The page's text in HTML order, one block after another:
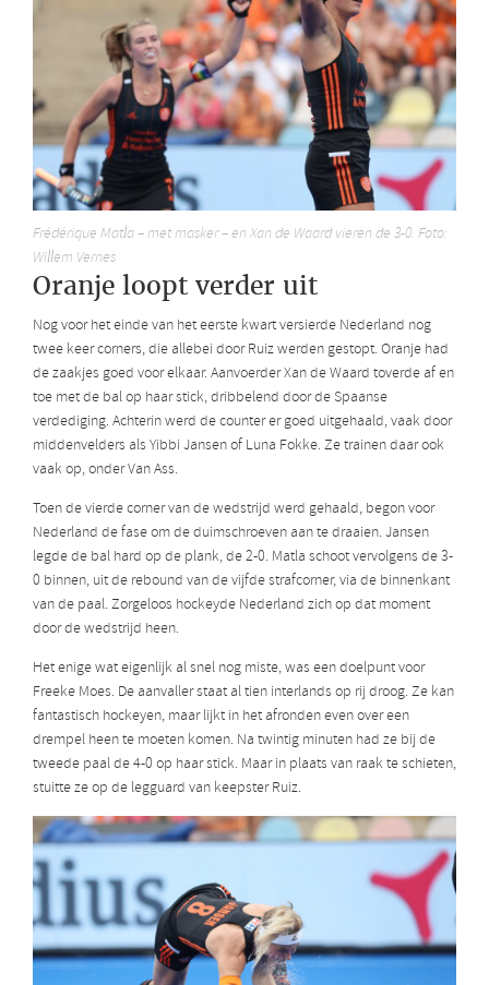
Frédérique Matla – met masker – en Xan de Waard vieren de 3-0. Foto:
Willem Vernes
Oranje loopt verder uit
Nog voor het einde van het eerste kwart versierde Nederland nog
twee keer corners, die allebei door Ruiz werden gestopt. Oranje had
de zaakjes goed voor elkaar. Aanvoerder Xan de Waard toverde af en
toe met de bal op haar stick, dribbelend door de Spaanse
verdediging. Achterin werd de counter er goed uitgehaald, vaak door
middenvelders als Yibbi Jansen of Luna Fokke. Ze trainen daar ook
vaak op, onder Van Ass.
Toen de vierde corner van de wedstrijd werd gehaald, begon voor
Nederland de fase om de duimschroeven aan te draaien. Jansen
legde de bal hard op de plank, de 2-0. Matla schoot vervolgens de 3-
0 binnen, uit de rebound van de vijfde strafcorner, via de binnenkant
van de paal. Zorgeloos hockeyde Nederland zich op dat moment
door de wedstrijd heen.
Het enige wat eigenlijk al snel nog miste, was een doelpunt voor
Freeke Moes. De aanvaller staat al tien interlands op rij droog. Ze kan
fantastisch hockeyen, maar lijkt in het afronden even over een
drempel heen te moeten komen. Na twintig minuten had ze bij de
tweede paal de 4-0 op haar stick. Maar in plaats van raak te schieten,
stuitte ze op de legguard van keepster Ruiz.